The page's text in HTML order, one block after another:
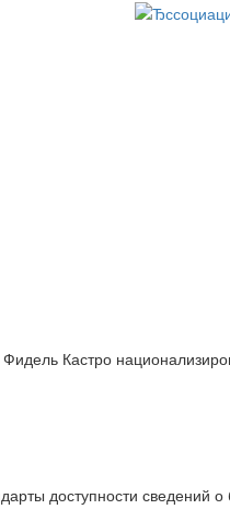
Кастро
доступности сведений